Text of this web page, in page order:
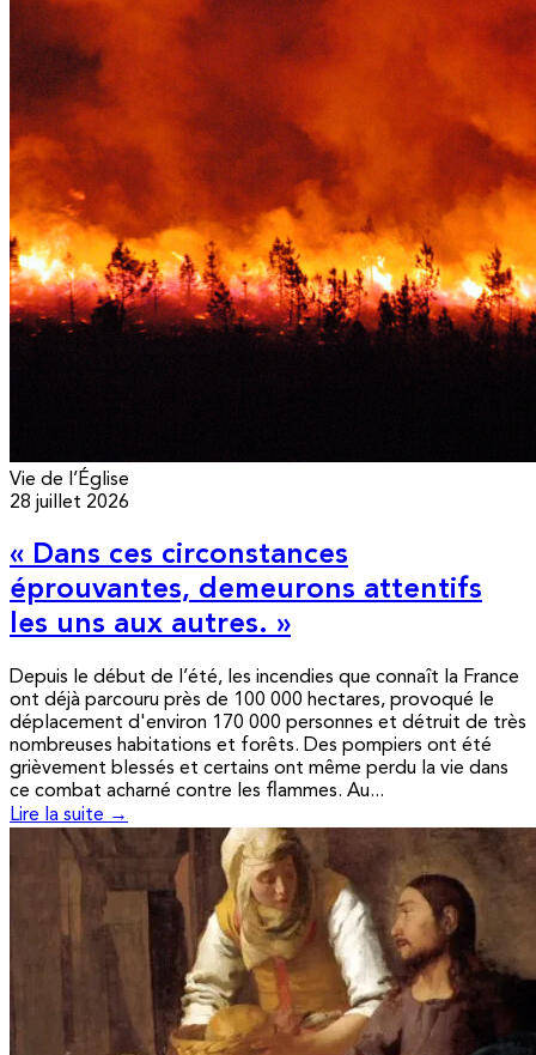
Vie de l’Église
28 juillet 2026
« Dans ces circonstances
éprouvantes, demeurons attentifs
les uns aux autres. »
Depuis le début de l’été, les incendies que connaît la France
ont déjà parcouru près de 100 000 hectares, provoqué le
déplacement d'environ 170 000 personnes et détruit de très
nombreuses habitations et forêts. Des pompiers ont été
grièvement blessés et certains ont même perdu la vie dans
ce combat acharné contre les flammes. Au...
Lire la suite →